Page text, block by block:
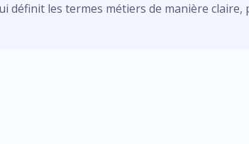
définit les termes métiers de manière